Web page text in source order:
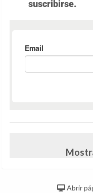
suscribirse.
Abrir